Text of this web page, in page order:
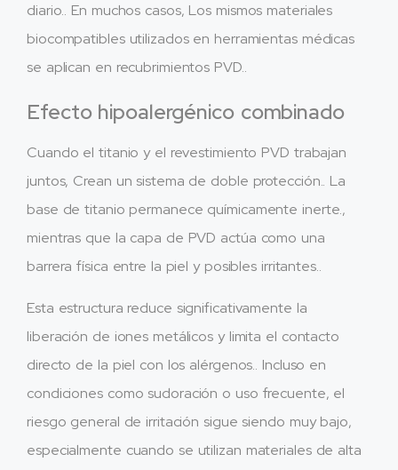
diario.. En muchos casos, Los mismos materiales
biocompatibles utilizados en herramientas médicas
se aplican en recubrimientos PVD..
Efecto hipoalergénico combinado
Cuando el titanio y el revestimiento PVD trabajan
juntos, Crean un sistema de doble protección.. La
base de titanio permanece químicamente inerte.,
mientras que la capa de PVD actúa como una
barrera física entre la piel y posibles irritantes..
Esta estructura reduce significativamente la
liberación de iones metálicos y limita el contacto
directo de la piel con los alérgenos.. Incluso en
condiciones como sudoración o uso frecuente, el
riesgo general de irritación sigue siendo muy bajo,
especialmente cuando se utilizan materiales de alta